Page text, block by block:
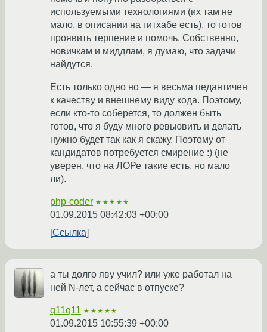
используемыми технологиями (их там не
мало, в описании на гитхабе есть), то готов
проявить терпение и помочь. Собственно,
новичкам и миддлам, я думаю, что задачи
найдутся.
Есть только одно но — я весьма педантичен
к качеству и внешнему виду кода. Поэтому,
если кто-то соберется, то должен быть
готов, что я буду много ревьювить и делать
нужно будет так как я скажу. Поэтому от
кандидатов потребуется смирение :) (не
уверен, что на ЛОРе такие есть, но мало
ли).
php-coder ★★★★★
01.09.2015 08:42:03 +00:00
Ссылка
а ты долго яву учил? или уже работал на
ней N-лет, а сейчас в отпуске?
q11q11 ★★★★★
01.09.2015 10:55:39 +00:00